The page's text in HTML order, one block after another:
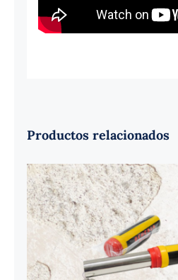
Productos relacionados